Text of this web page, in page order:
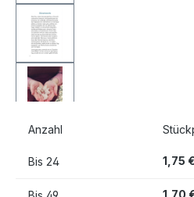
Anzahl
Bis 24 1,75
1,70